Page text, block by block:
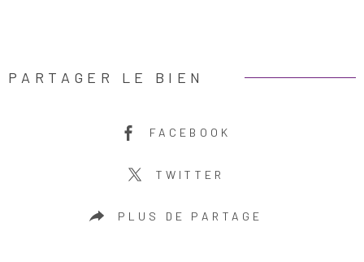
PARTAGER LE BIEN
FACEBOOK
TWITTER
PLUS DE PARTAGE